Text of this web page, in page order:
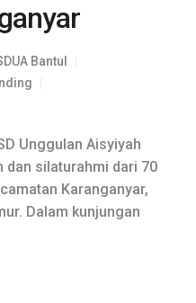
Bantul
Unggulan Aisyiyah
dan silaturahmi dari 70
Karanganyar,
Dalam kunjungan